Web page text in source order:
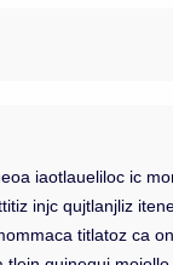
iaotlaueliloc ic
injc qujtlanjliz
titlatoz ca